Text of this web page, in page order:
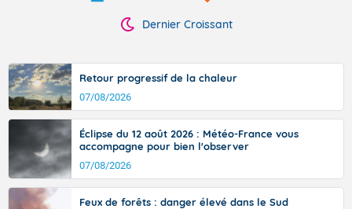
Dernier Croissant
Retour progressif de la chaleur
07/08/2026
Éclipse du 12 août 2026 : Météo-France vous
accompagne pour bien l'observer
07/08/2026
Feux de forêts : danger élevé dans le Sud